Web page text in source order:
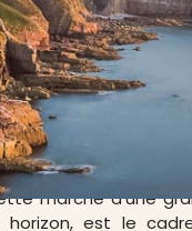
le Mont-Saint-
marche d'une
est le